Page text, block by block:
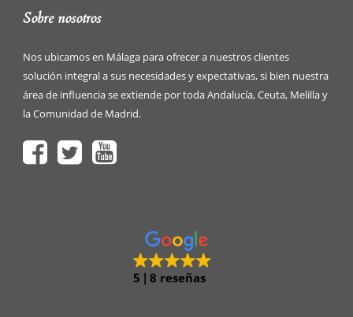
Sobre nosotros
Nos ubicamos en Málaga para ofrecer a nuestros clientes
solución integral a sus necesidades y expectativas, si bien nuestra
área de influencia se extiende por toda Andalucía, Ceuta, Melilla y
la Comunidad de Madrid.
5 8 reseñas